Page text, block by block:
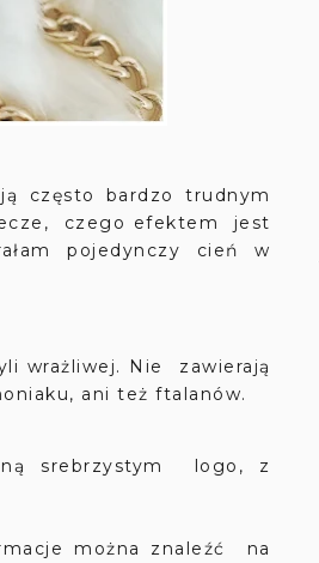
bardzo trudnym
czego efektem jest
pojedynczy cień w
wrażliwej. Nie zawierają
ani też ftalanów.
srebrzystym logo, z
można znaleźć na